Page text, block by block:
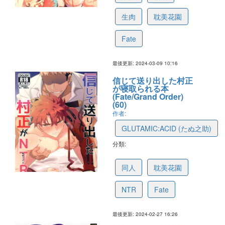
生肉 耽美花園
Fate
最後更新: 2024-03-09 10:16
信じて送り出した村正
が寝取られる本
(Fate/Grand Order)
(60)
作者:
GLUTAMIC:ACID (たぬ之助)
分類:
同人 耽美花園
NTR Fate
最後更新: 2024-02-27 16:26